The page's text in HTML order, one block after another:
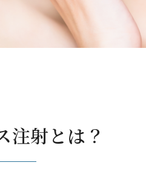
注射とは？